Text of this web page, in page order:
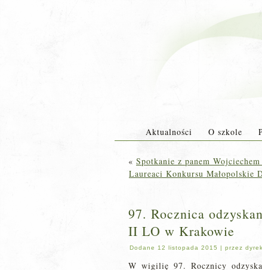
Aktualności O szkole
« Spotkanie z panem
Laureaci Konkursu Małopolskie
97. Rocznica
II LO w Krakowie
Dodane 12 listopada 2015 | przez
W wigilię 97. Rocznicy